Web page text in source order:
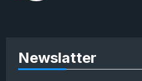
Newslatter